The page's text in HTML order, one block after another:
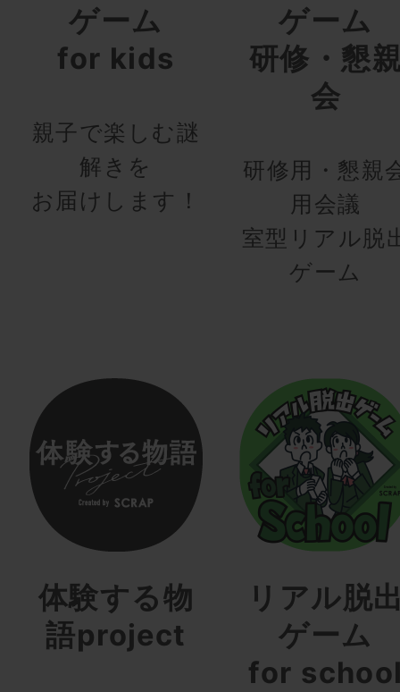
ゲーム
for kids
親子で楽しむ謎
解きを
お届けします！
ゲーム
研修・懇
会
研修用・懇親
用会議
室型リアル脱
ゲーム
体験する物
語project
リアル脱
ゲーム
for